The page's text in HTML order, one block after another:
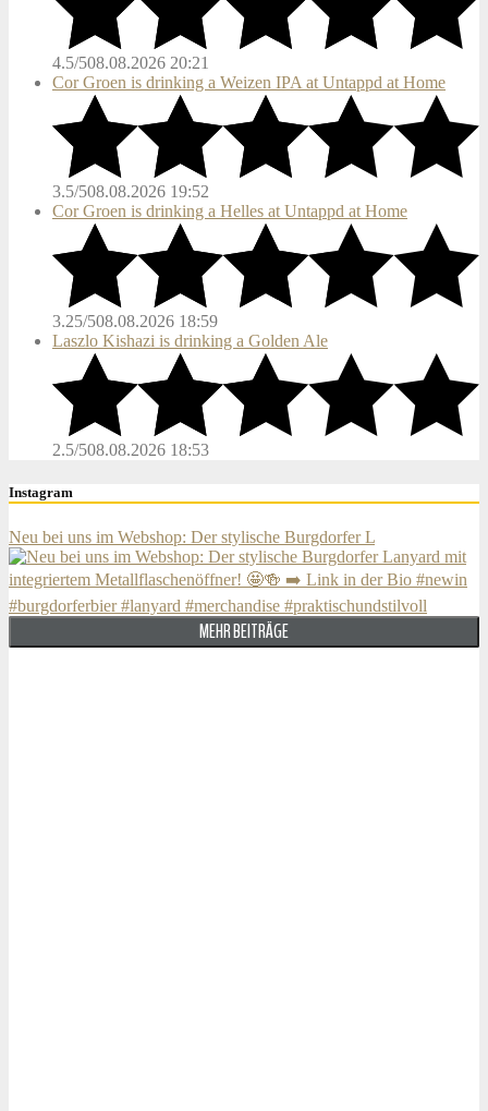
4.5/508.08.2026 20:21
Cor Groen is drinking a Weizen IPA at Untappd at Home
3.5/508.08.2026 19:52
Cor Groen is drinking a Helles at Untappd at Home
3.25/508.08.2026 18:59
Laszlo Kishazi is drinking a Golden Ale
2.5/508.08.2026 18:53
Instagram
Neu bei uns im Webshop: Der stylische Burgdorfer L
MEHR BEITRÄGE